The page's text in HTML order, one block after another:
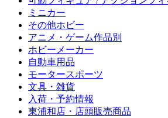
ミニカー
その他ホビー
アニメ・ゲーム作品別
ホビーメーカー
自動車用品
モータースポーツ
文具・雑貨
入荷・予約情報
東浦和店・店頭販売商品